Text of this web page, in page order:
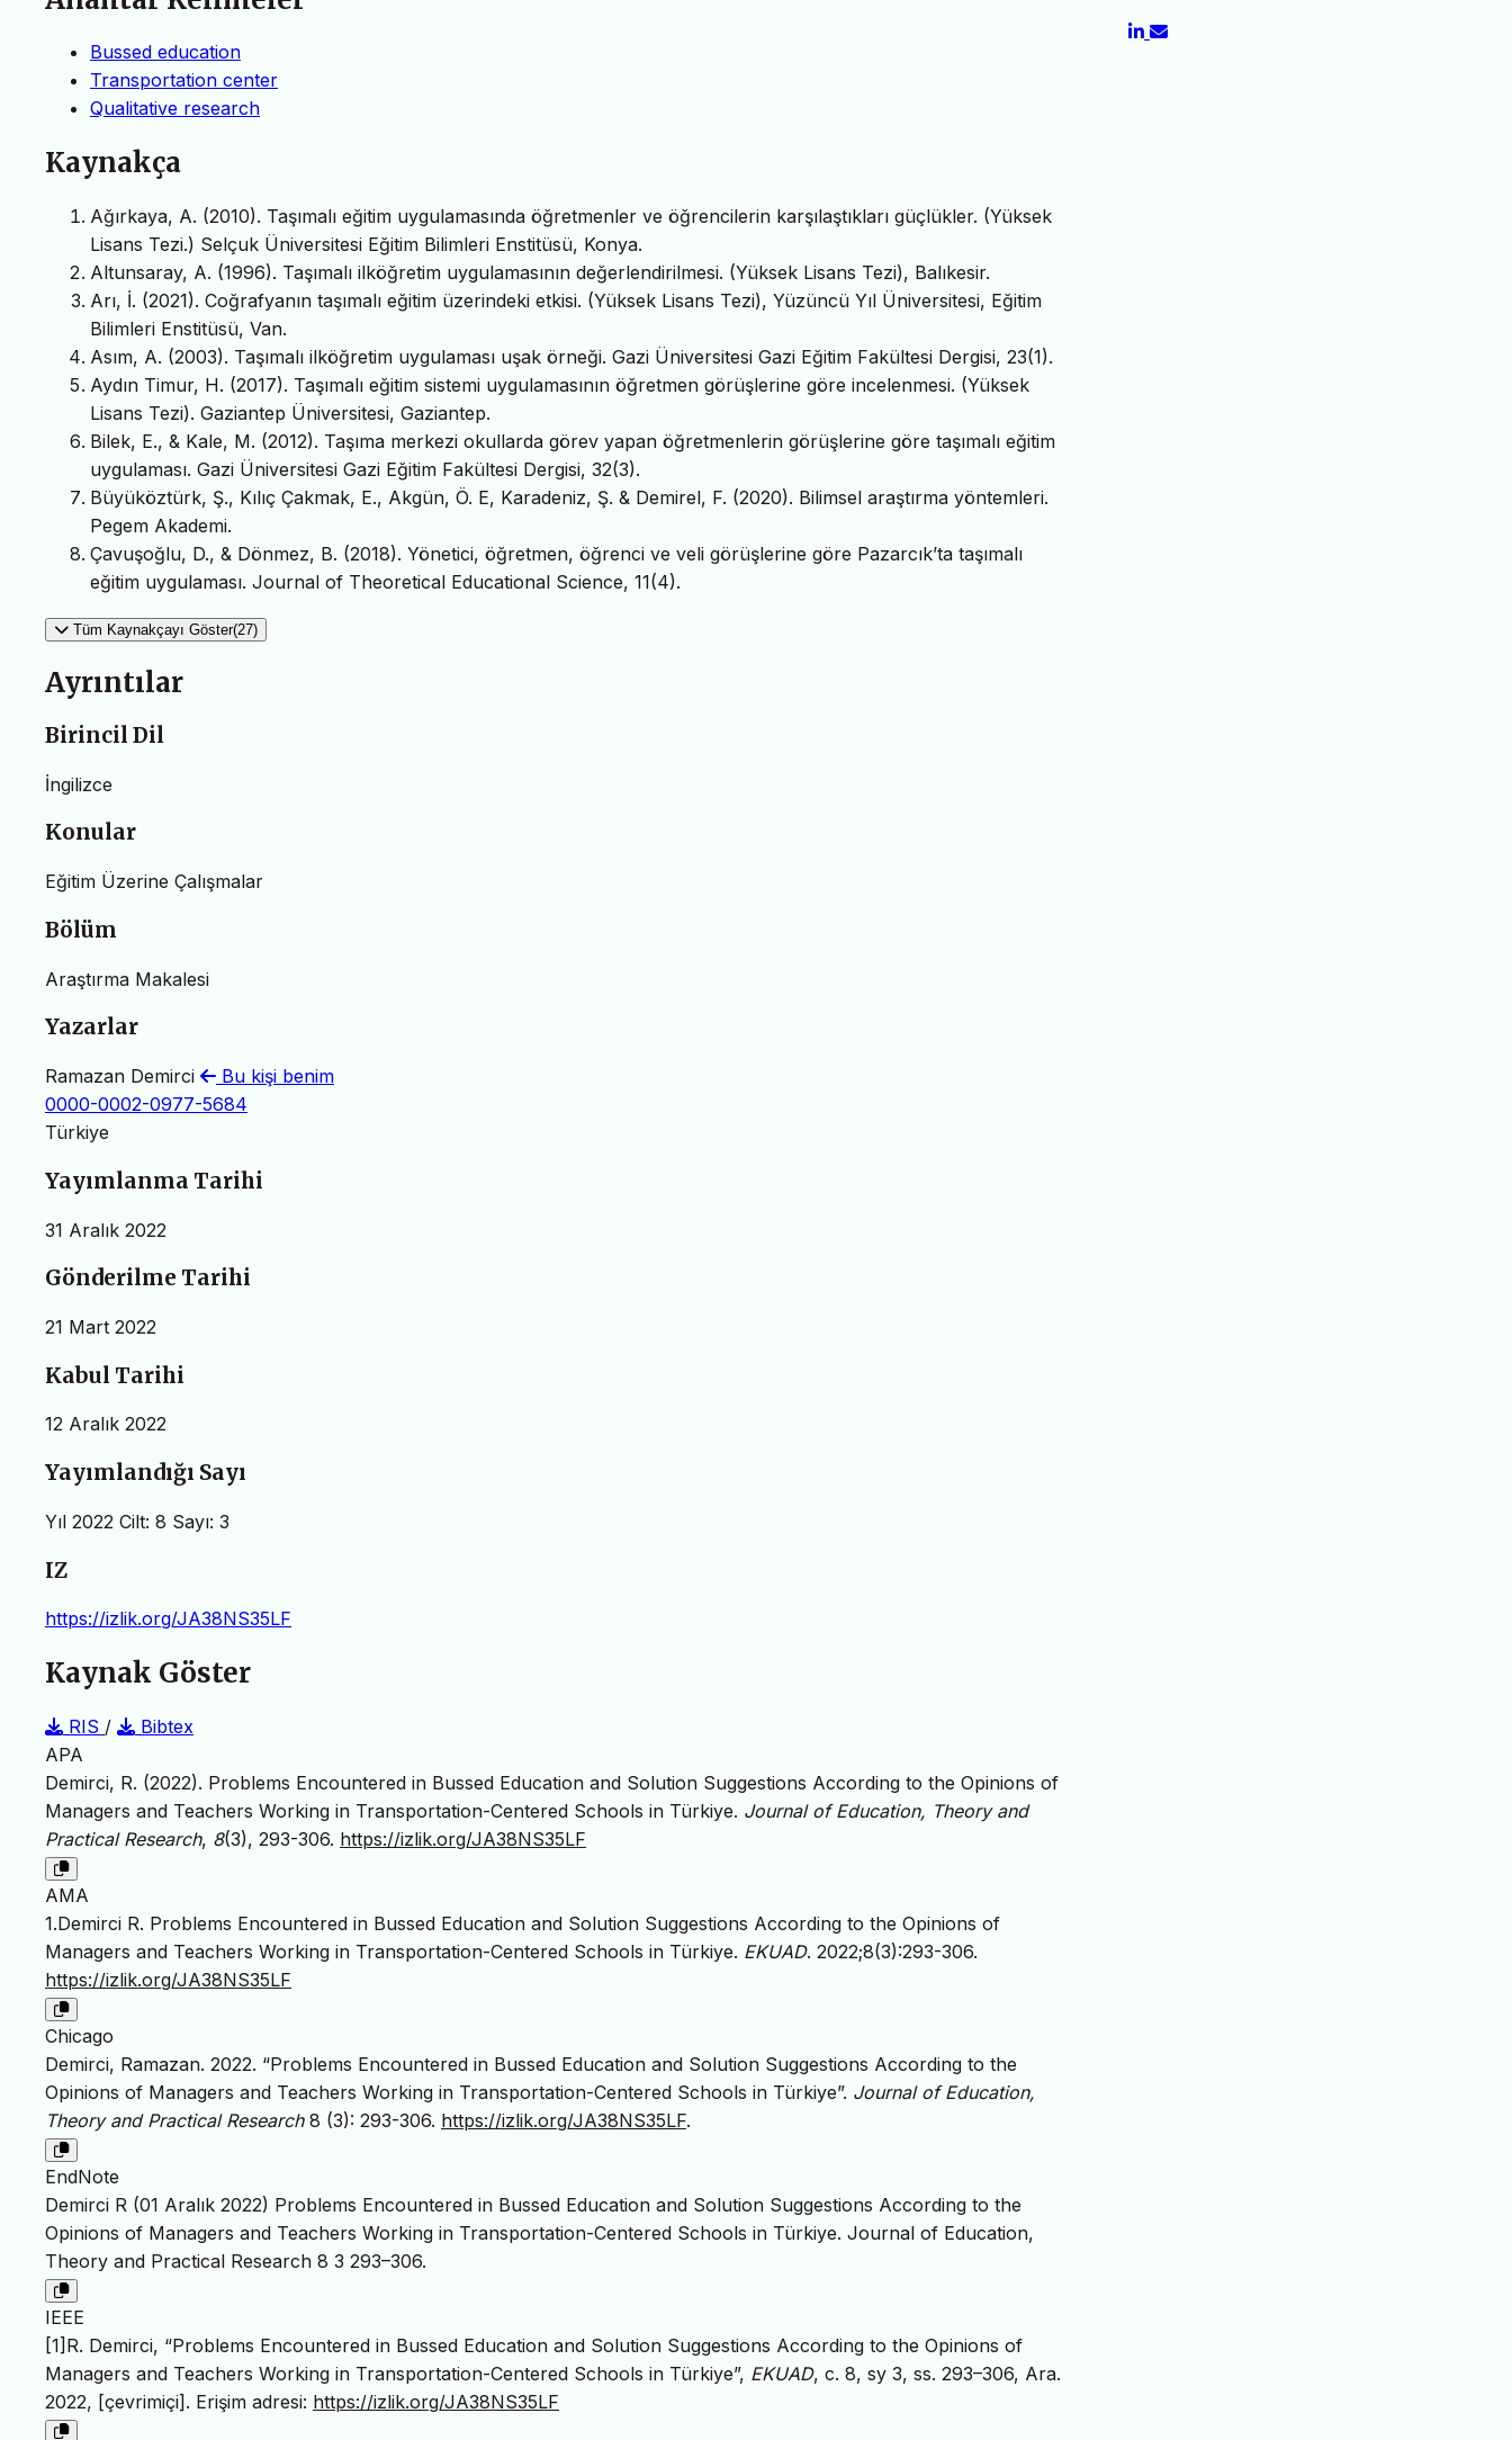
Bussed education
Transportation center
Qualitative research
Kaynakça
Ağırkaya, A. (2010). Taşımalı eğitim uygulamasında öğretmenler ve öğrencilerin karşılaştıkları güçlükler. (Yüksek
Lisans Tezi.) Selçuk Üniversitesi Eğitim Bilimleri Enstitüsü, Konya.
Altunsaray, A. (1996). Taşımalı ilköğretim uygulamasının değerlendirilmesi. (Yüksek Lisans Tezi), Balıkesir.
Arı, İ. (2021). Coğrafyanın taşımalı eğitim üzerindeki etkisi. (Yüksek Lisans Tezi), Yüzüncü Yıl Üniversitesi, Eğitim
Bilimleri Enstitüsü, Van.
Asım, A. (2003). Taşımalı ilköğretim uygulaması uşak örneği. Gazi Üniversitesi Gazi Eğitim Fakültesi Dergisi, 23(1).
Aydın Timur, H. (2017). Taşımalı eğitim sistemi uygulamasının öğretmen görüşlerine göre incelenmesi. (Yüksek
Lisans Tezi). Gaziantep Üniversitesi, Gaziantep.
Bilek, E., & Kale, M. (2012). Taşıma merkezi okullarda görev yapan öğretmenlerin görüşlerine göre taşımalı eğitim
uygulaması. Gazi Üniversitesi Gazi Eğitim Fakültesi Dergisi, 32(3).
Büyüköztürk, Ş., Kılıç Çakmak, E., Akgün, Ö. E, Karadeniz, Ş. & Demirel, F. (2020). Bilimsel araştırma yöntemleri.
Pegem Akademi.
Çavuşoğlu, D., & Dönmez, B. (2018). Yönetici, öğretmen, öğrenci ve veli görüşlerine göre Pazarcık’ta taşımalı
eğitim uygulaması. Journal of Theoretical Educational Science, 11(4).
Tüm Kaynakçayı Göster(27)
Ayrıntılar
Birincil Dil
İngilizce
Konular
Eğitim Üzerine Çalışmalar
Bölüm
Araştırma Makalesi
Yazarlar
Ramazan Demirci
Bu kişi benim
0000-0002-0977-5684
Türkiye
Yayımlanma Tarihi
31 Aralık 2022
Gönderilme Tarihi
21 Mart 2022
Kabul Tarihi
12 Aralık 2022
Yayımlandığı Sayı
Yıl 2022 Cilt: 8 Sayı: 3
IZ
https://izlik.org/JA38NS35LF
Kaynak Göster
RIS /
Bibtex
APA
Demirci, R. (2022). Problems Encountered in Bussed Education and Solution Suggestions According to the Opinions of
Managers and Teachers Working in Transportation-Centered Schools in Türkiye. Journal of Education, Theory and
Practical Research, 8(3), 293-306. https://izlik.org/JA38NS35LF
AMA
1.Demirci R. Problems Encountered in Bussed Education and Solution Suggestions According to the Opinions of
Managers and Teachers Working in Transportation-Centered Schools in Türkiye. EKUAD. 2022;8(3):293-306.
https://izlik.org/JA38NS35LF
Chicago
Demirci, Ramazan. 2022. “Problems Encountered in Bussed Education and Solution Suggestions According to the
Opinions of Managers and Teachers Working in Transportation-Centered Schools in Türkiye”. Journal of Education,
Theory and Practical Research8 (3): 293-306. https://izlik.org/JA38NS35LF.
EndNote
Demirci R (01 Aralık 2022) Problems Encountered in Bussed Education and Solution Suggestions According to the
Opinions of Managers and Teachers Working in Transportation-Centered Schools in Türkiye. Journal of Education,
Theory and Practical Research 8 3 293–306.
IEEE
[1]R. Demirci, “Problems Encountered in Bussed Education and Solution Suggestions According to the Opinions of
Managers and Teachers Working in Transportation-Centered Schools in Türkiye”, EKUAD, c. 8, sy 3, ss. 293–306, Ara.
2022, [çevrimiçi]. Erişim adresi: https://izlik.org/JA38NS35LF